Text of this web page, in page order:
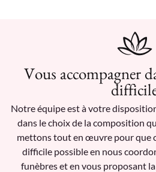
Vous accompagner
Notre équipe est à votre
dans le choix de la composition
mettons tout en œuvre pour que
difficile possible en nous
funèbres et en vous proposant